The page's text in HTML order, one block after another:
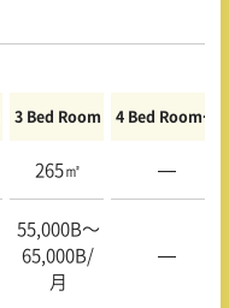
3 Bed Room 4 Bed Room〜
265㎡ —
55,000B〜
65,000B/
月
—